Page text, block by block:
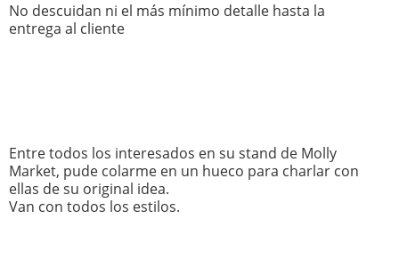
No descuidan ni el más mínimo detalle hasta la
entrega al cliente
Entre todos los interesados en su stand de Molly
Market, pude colarme en un hueco para charlar con
ellas de su original idea.
Van con todos los estilos.